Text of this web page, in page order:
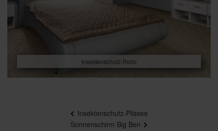
Insektenschutz-Rollo
Insektenschutz-Plissee
Sonnenschirm Big Ben